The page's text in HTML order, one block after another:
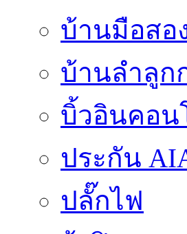
บ้านมือสอ
บ้านลำลูก
บิ้วอินคอน
ประกัน
ปลั๊กไฟ